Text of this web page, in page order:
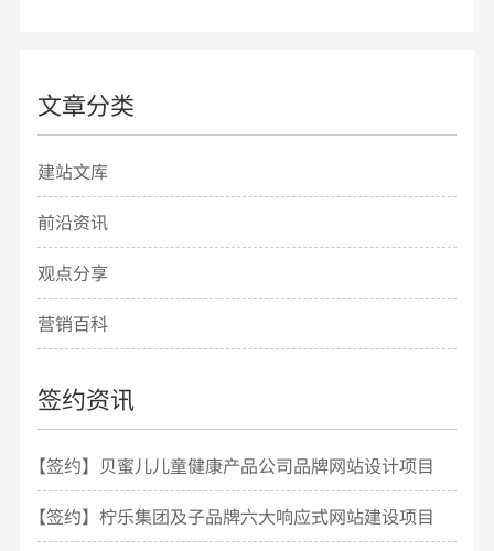
文章分类
建站文库
前沿资讯
观点分享
营销百科
签约资讯
【签约】贝蜜儿儿童健康产品公司品牌网站设计项目
开发
【签约】柠乐集团及子品牌六大响应式网站建设项目